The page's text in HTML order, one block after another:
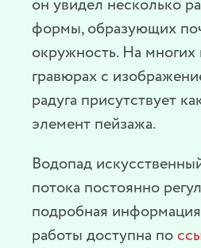
он увидел несколько
формы, образующих
окружность. На многих
гравюрах с
радуга присутствует
элемент пейзажа.
Водопад
потока постоянно
подробная
работы доступна по